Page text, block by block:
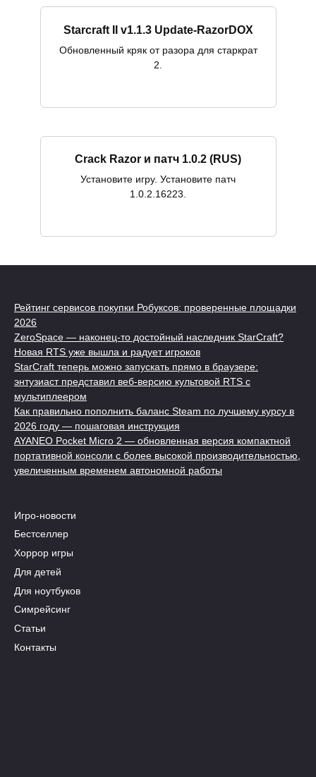
Starcraft II v1.1.3 Update-RazorDOX
Обновленный кряк от разора для старкрат
2.
Crack Razor и патч 1.0.2 (RUS)
Установите игру. Установите патч
1.0.2.16223.
Рейтинг сервисов покупки Робуксов: проверенные площадки
2026
ZeroSpace — наконец-то достойный наследник StarCraft?
Новая RTS уже вышла и радует игроков
StarCraft теперь можно запускать прямо в браузере:
энтузиаст представил веб-версию культовой RTS с
мультиплеером
Как правильно пополнить баланс Steam по лучшему курсу в
2026 году — пошаговая инструкция
AYANEO Pocket Micro 2 — обновленная версия компактной
портативной консоли с более высокой производительностью,
увеличенным временем автономной работы
Игро-новости
Бестселлер
Хоррор игры
Для детей
Для ноутбуков
Симрейсинг
Статьи
Контакты